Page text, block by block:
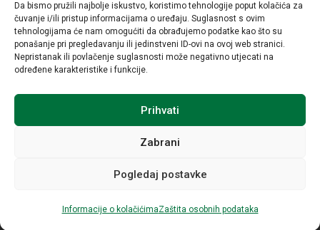
Da bismo pružili najbolje iskustvo, koristimo tehnologije poput kolačića za
čuvanje i/ili pristup informacijama o uređaju. Suglasnost s ovim
tehnologijama će nam omogućiti da obrađujemo podatke kao što su
ponašanje pri pregledavanju ili jedinstveni ID-ovi na ovoj web stranici.
Nepristanak ili povlačenje suglasnosti može negativno utjecati na
određene karakteristike i funkcije.
Prihvati
Zabrani
Pogledaj postavke
Informacije o kolačićimaZaštita osobnih podataka
Izjava o pristupačnosti mrežnog sjedišta
© IRMO – Impresum
Sva prava sadržana © Institut za razvoj i međunarodne